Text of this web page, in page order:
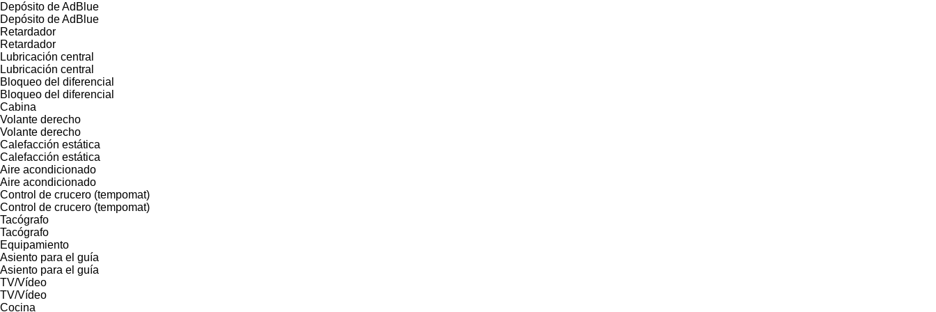
Depósito de AdBlue
Depósito de AdBlue
Retardador
Retardador
Lubricación central
Lubricación central
Bloqueo del diferencial
Bloqueo del diferencial
Cabina
Volante derecho
Volante derecho
Calefacción estática
Calefacción estática
Aire acondicionado
Aire acondicionado
Control de crucero (tempomat)
Control de crucero (tempomat)
Tacógrafo
Tacógrafo
Equipamiento
Asiento para el guía
Asiento para el guía
TV/Vídeo
TV/Vídeo
Cocina